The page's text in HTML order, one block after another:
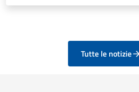
Tutte le notizie